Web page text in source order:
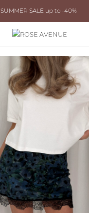
SUMMER SALE up to -40%